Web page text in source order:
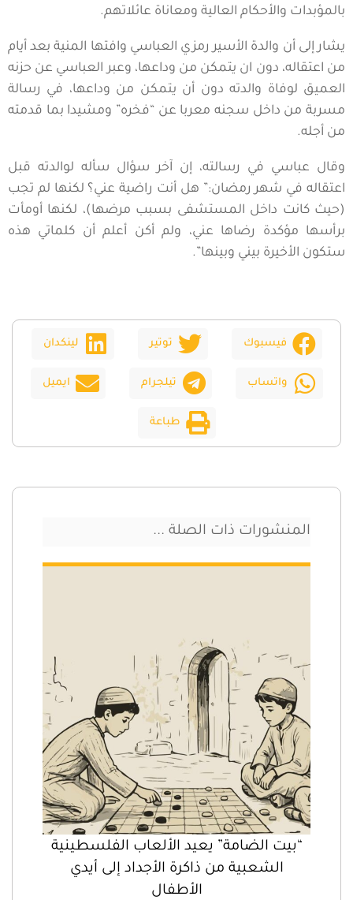
بالمؤبدات والأحكام العالية ومعاناة عائلاتهم.
يشار إلى أن والدة الأسير رمزي العباسي وافتها المنية بعد أيام
من اعتقاله، دون ان يتمكن من وداعها، وعبر العباسي عن حزنه
العميق لوفاة والدته دون أن يتمكن من وداعها، في رسالة
مسربة من داخل سجنه معربا عن “فخره” ومشيدا بما قدمته
من أجله.
وقال عباسي في رسالته، إن آخر سؤال سأله لوالدته قبل
اعتقاله في شهر رمضان:” هل أنت راضية عني؟ لكنها لم تجب
(حيث كانت داخل المستشفى بسبب مرضها)، لكنها أومأت
برأسها مؤكدة رضاها عني، ولم أكن أعلم أن كلماتي هذه
ستكون الأخيرة بيني وبينها”.
فيسبوك توتير لينكدان
واتساب تيلجرام ايميل
طباعة
المنشورات ذات الصلة ...
“بيت الضامة” يعيد الألعاب الفلسطينية
الشعبية من ذاكرة الأجداد إلى أيدي
الأطفال